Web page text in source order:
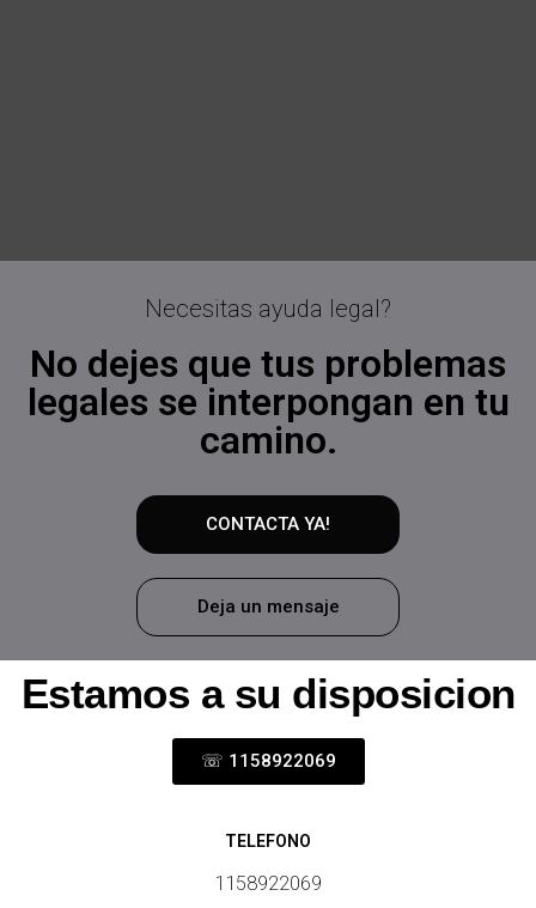
Necesitas ayuda legal?
No dejes que tus problemas
legales se interpongan en tu
camino.
CONTACTA YA!
Deja un mensaje
Estamos a su disposicion
☏ 1158922069
TELEFONO
1158922069